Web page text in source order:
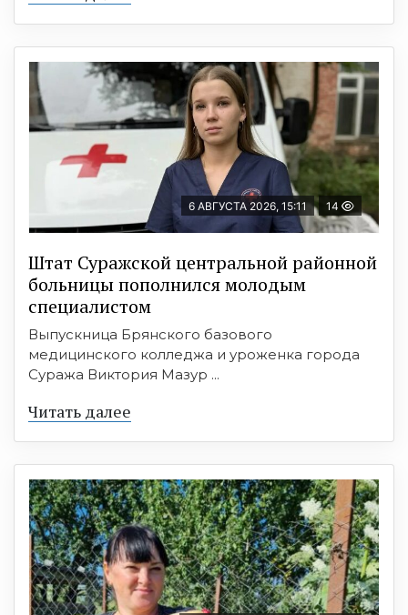
6 АВГУСТА 2026, 15:11 14
Штат Суражской центральной районной
больницы пополнился молодым
специалистом
Выпускница Брянского базового
медицинского колледжа и уроженка города
Суража Виктория Мазур ...
Читать далее